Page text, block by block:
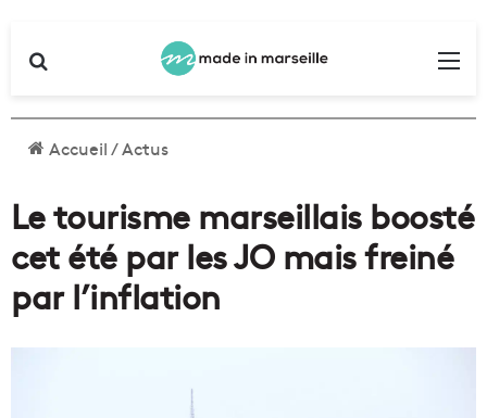
Accueil/Actus
Le tourisme marseillais boosté
cet été par les JO mais freiné
par l’inflation